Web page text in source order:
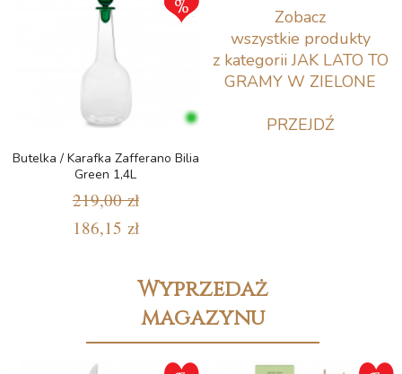
Butelka / Karafka Zafferano Bilia
Green 1,4L
219,00 zł
186,15 zł
Zobacz
wszystkie produkty
z kategorii JAK LATO TO
GRAMY W ZIELONE
PRZEJDŹ
Wyprzedaż
magazynu